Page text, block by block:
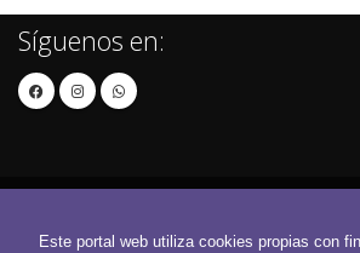
Este portal web utiliza cookies propias con
Síguenos en: